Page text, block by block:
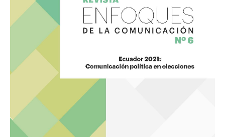
«Ecuador
2021:
Comunicación
elecciones»